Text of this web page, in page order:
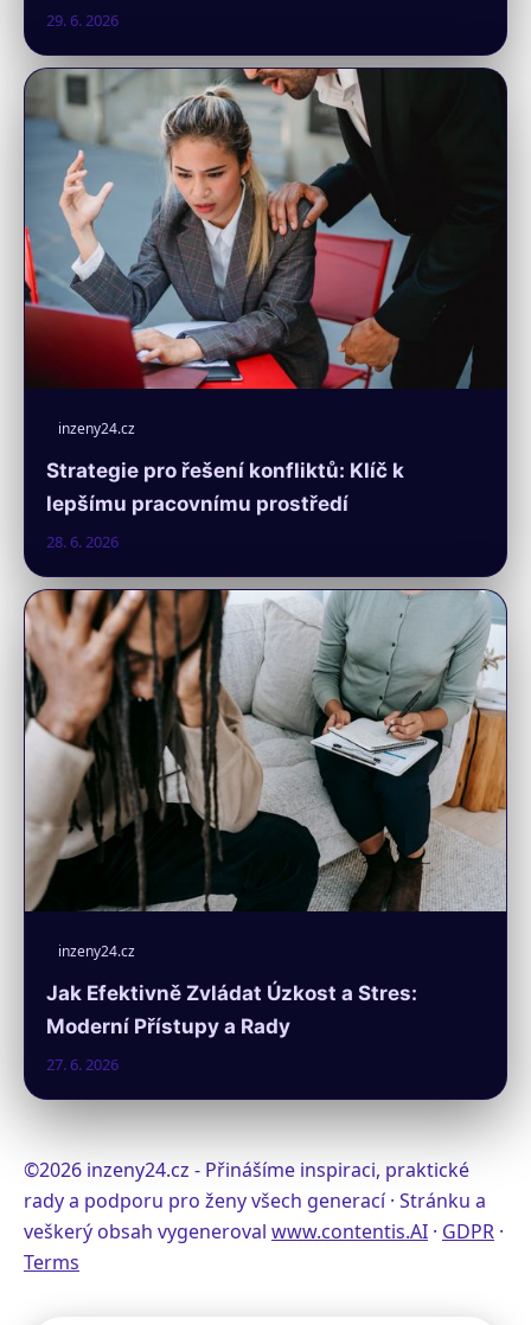
29. 6. 2026
inzeny24.cz
Strategie pro řešení konfliktů: Klíč k
lepšímu pracovnímu prostředí
28. 6. 2026
inzeny24.cz
Jak Efektivně Zvládat Úzkost a Stres:
Moderní Přístupy a Rady
27. 6. 2026
©2026 inzeny24.cz - Přinášíme inspiraci, praktické
rady a podporu pro ženy všech generací · Stránku a
veškerý obsah vygeneroval www.contentis.AI · GDPR ·
Terms